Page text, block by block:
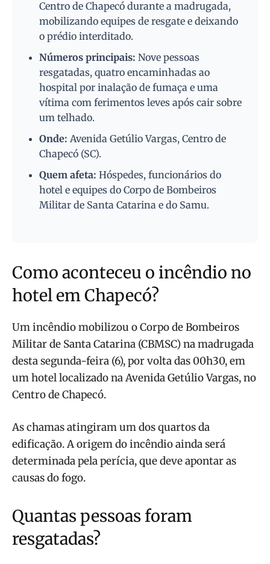
Centro de Chapecó durante a madrugada,
mobilizando equipes de resgate e deixando
o prédio interditado.
Números principais: Nove pessoas
resgatadas, quatro encaminhadas ao
hospital por inalação de fumaça e uma
vítima com ferimentos leves após cair sobre
um telhado.
Onde: Avenida Getúlio Vargas, Centro de
Chapecó (SC).
Quem afeta: Hóspedes, funcionários do
hotel e equipes do Corpo de Bombeiros
Militar de Santa Catarina e do Samu.
Como aconteceu o incêndio no
hotel em Chapecó?
Um incêndio mobilizou o Corpo de Bombeiros
Militar de Santa Catarina (CBMSC) na madrugada
desta segunda-feira (6), por volta das 00h30, em
um hotel localizado na Avenida Getúlio Vargas, no
Centro de Chapecó.
As chamas atingiram um dos quartos da
edificação. A origem do incêndio ainda será
determinada pela perícia, que deve apontar as
causas do fogo.
Quantas pessoas foram
resgatadas?